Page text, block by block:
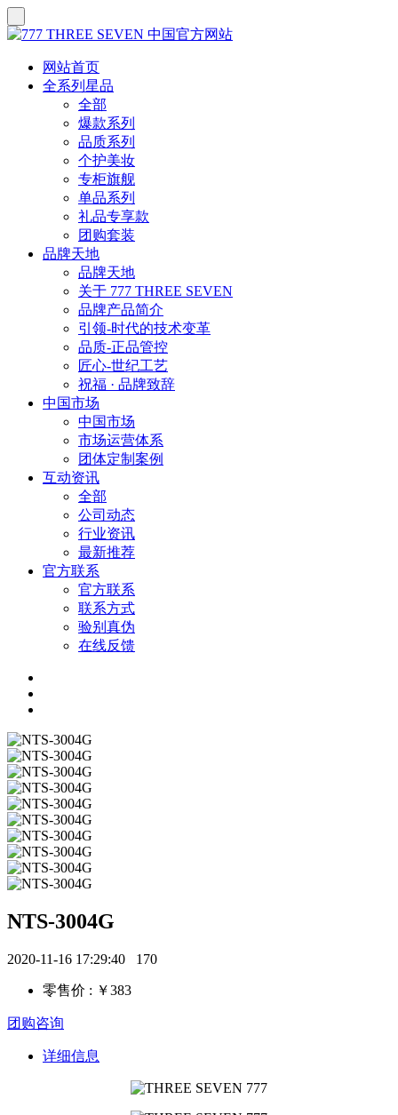
网站首页
全系列星品
全部
爆款系列
品质系列
个护美妆
专柜旗舰
单品系列
礼品专享款
团购套装
品牌天地
品牌天地
关于 777 THREE SEVEN
品牌产品简介
引领-时代的技术变革
品质-正品管控
匠心-世纪工艺
祝福 · 品牌致辞
中国市场
中国市场
市场运营体系
团体定制案例
互动资讯
全部
公司动态
行业资讯
最新推荐
官方联系
官方联系
联系方式
验别真伪
在线反馈
NTS-3004G
2020-11-16 17:29:40 170
零售价 : ￥383
团购咨询
详细信息